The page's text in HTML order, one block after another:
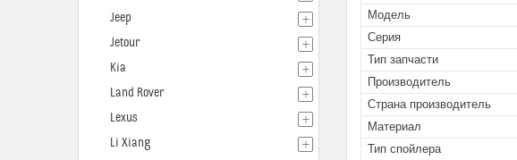
Модель
Серия
Тип запчасти
Производитель
Страна производитель
Материал
Тип спойлера
Jeep
Jetour
Kia
Land Rover
Lexus
Li Xiang